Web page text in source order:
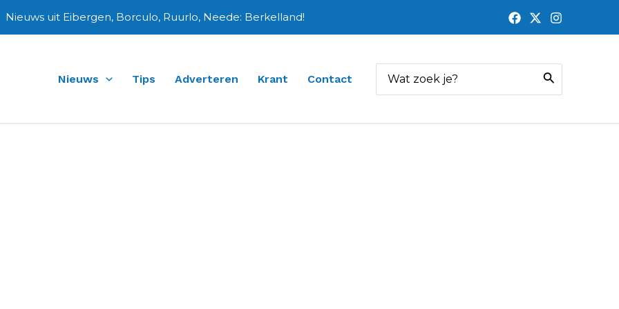
Nieuws uit Eibergen, Borculo, Ruurlo, Neede: Berkelland!
Nieuws Tips Adverteren Krant Contact
naar: